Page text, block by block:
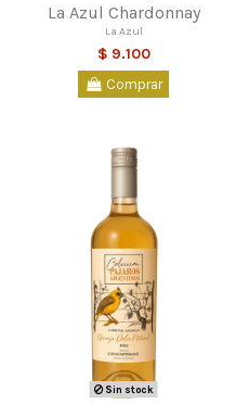
La Azul Chardonnay
La Azul
$ 9.100
Comprar
Sin stock